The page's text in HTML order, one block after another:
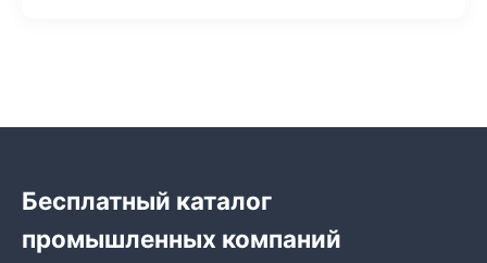
Бесплатный каталог
промышленных компаний